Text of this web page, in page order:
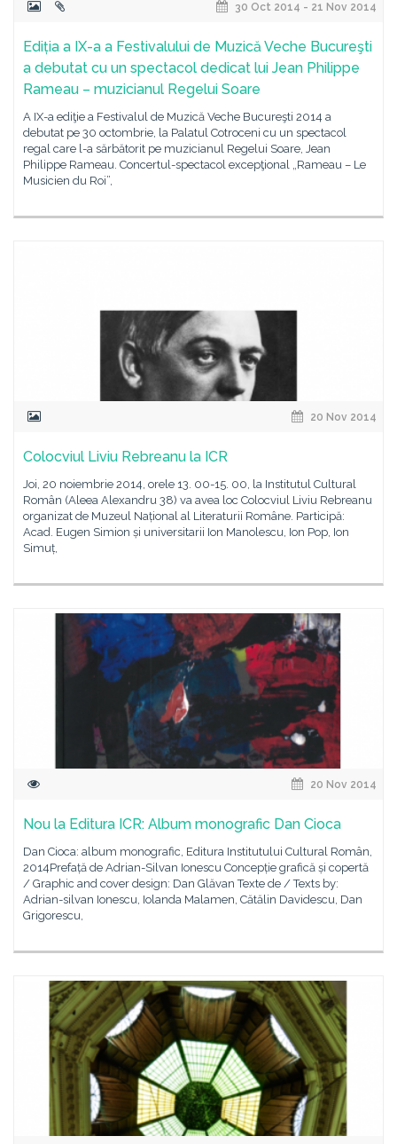
30 Oct 2014 - 21 Nov 2014
Ediția a IX-a a Festivalului de Muzică Veche Bucureşti
a debutat cu un spectacol dedicat lui Jean Philippe
Rameau – muzicianul Regelui Soare
A IX-a ediţie a Festivalul de Muzică Veche Bucureşti 2014 a
debutat pe 30 octombrie, la Palatul Cotroceni cu un spectacol
regal care l-a sărbătorit pe muzicianul Regelui Soare, Jean
Philippe Rameau. Concertul-spectacol excepţional „Rameau – Le
Musicien du Roi”,
20 Nov 2014
Colocviul Liviu Rebreanu la ICR
Joi, 20 noiembrie 2014, orele 13. 00-15. 00, la Institutul Cultural
Român (Aleea Alexandru 38) va avea loc Colocviul Liviu Rebreanu
organizat de Muzeul Național al Literaturii Române. Participă:
Acad. Eugen Simion și universitarii Ion Manolescu, Ion Pop, Ion
Simuț,
20 Nov 2014
Nou la Editura ICR: Album monografic Dan Cioca
Dan Cioca: album monografic, Editura Institutului Cultural Român,
2014Prefață de Adrian-Silvan Ionescu Concepție grafică și copertă
/ Graphic and cover design: Dan Glăvan Texte de / Texts by:
Adrian-silvan Ionescu, Iolanda Malamen, Cătălin Davidescu, Dan
Grigorescu,